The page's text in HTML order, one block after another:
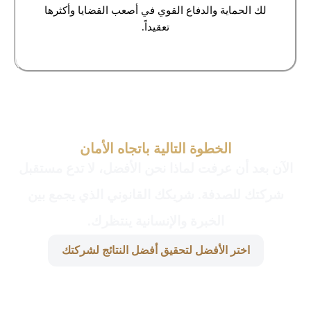
لك الحماية والدفاع القوي في أصعب القضايا وأكثرها
تعقيداً.
الخطوة التالية باتجاه الأمان
اختر الأفضل لتحقيق أفضل النتائج لشركتك